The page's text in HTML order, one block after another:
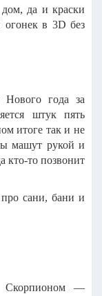
да и краски
огонек в 3D без
Нового года за
штук пять
итоге так и не
машут рукой и
кто-то позвонит
сани, бани и
Скорпионом —